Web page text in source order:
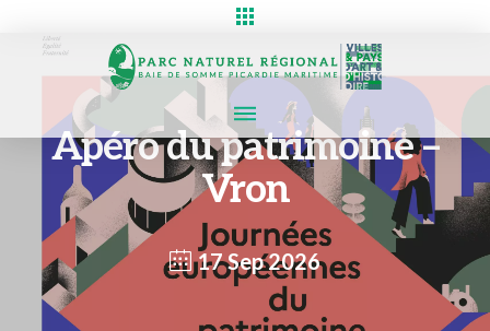
Apéro du patrimoine –
Vron
17 Sep 2026